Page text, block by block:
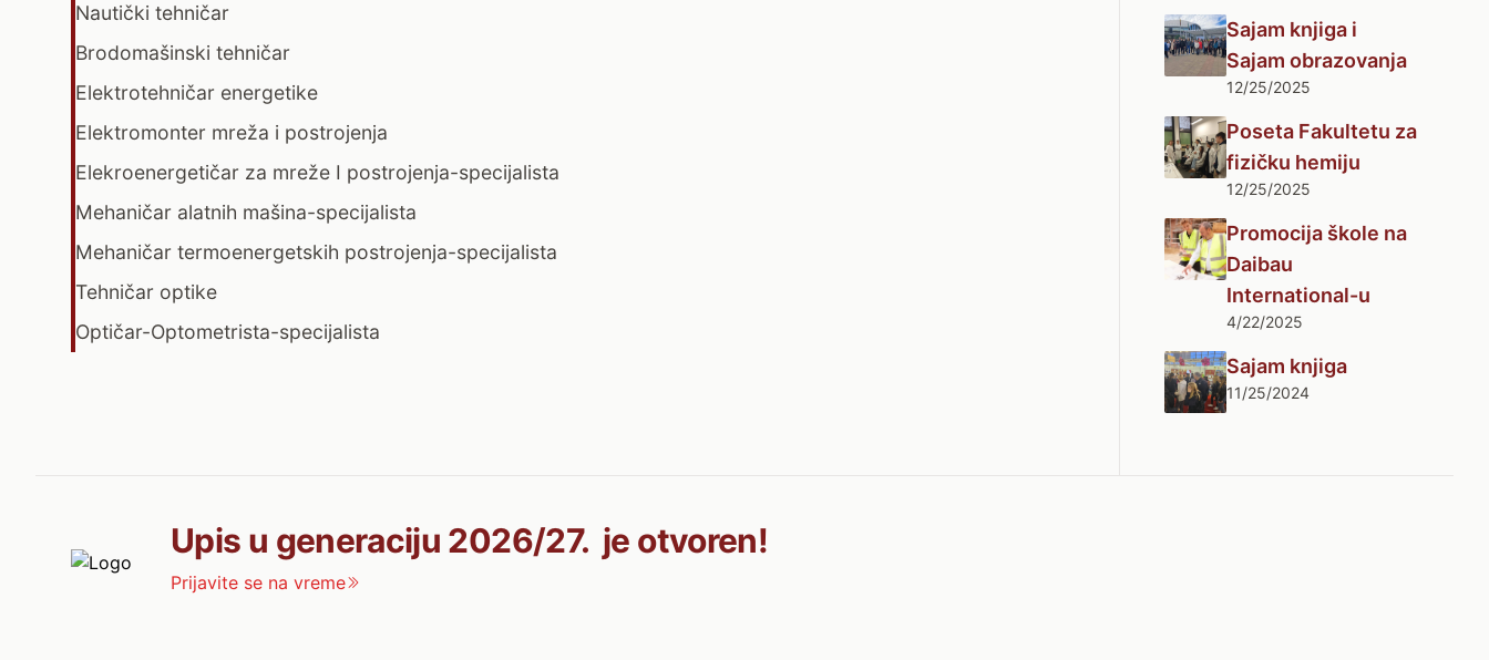
Nautički tehničar
Brodomašinski tehničar
Elektrotehničar energetike
Elektromonter mreža i postrojenja
Elekroenergetičar za mreže I postrojenja-specijalista
Mehaničar alatnih mašina-specijalista
Mehaničar termoenergetskih postrojenja-specijalista
Tehničar optike
Optičar-Optometrista-specijalista
Sajam knjiga i
Sajam obrazovanja
12/25/2025
Poseta Fakultetu za
fizičku hemiju
12/25/2025
Promocija škole na
Daibau
International-u
4/22/2025
Sajam knjiga
11/25/2024
Upis u generaciju 2026/27. je otvoren!
Prijavite se na vreme